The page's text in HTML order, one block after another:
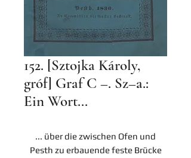
152. [Sztojka Károly,
gróf] Graf C –. Sz–a.:
Ein Wort...
... über die zwischen Ofen und
Pesth zu erbauende feste Brücke